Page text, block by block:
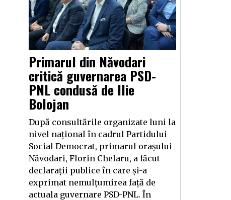
Primarul din Năvodari
critică guvernarea PSD-
PNL condusă de Ilie
Bolojan
După consultările organizate luni la
nivel național în cadrul Partidului
Social Democrat, primarul orașului
Năvodari, Florin Chelaru, a făcut
declarații publice în care și-a
exprimat nemulțumirea față de
actuala guvernare PSD-PNL. În